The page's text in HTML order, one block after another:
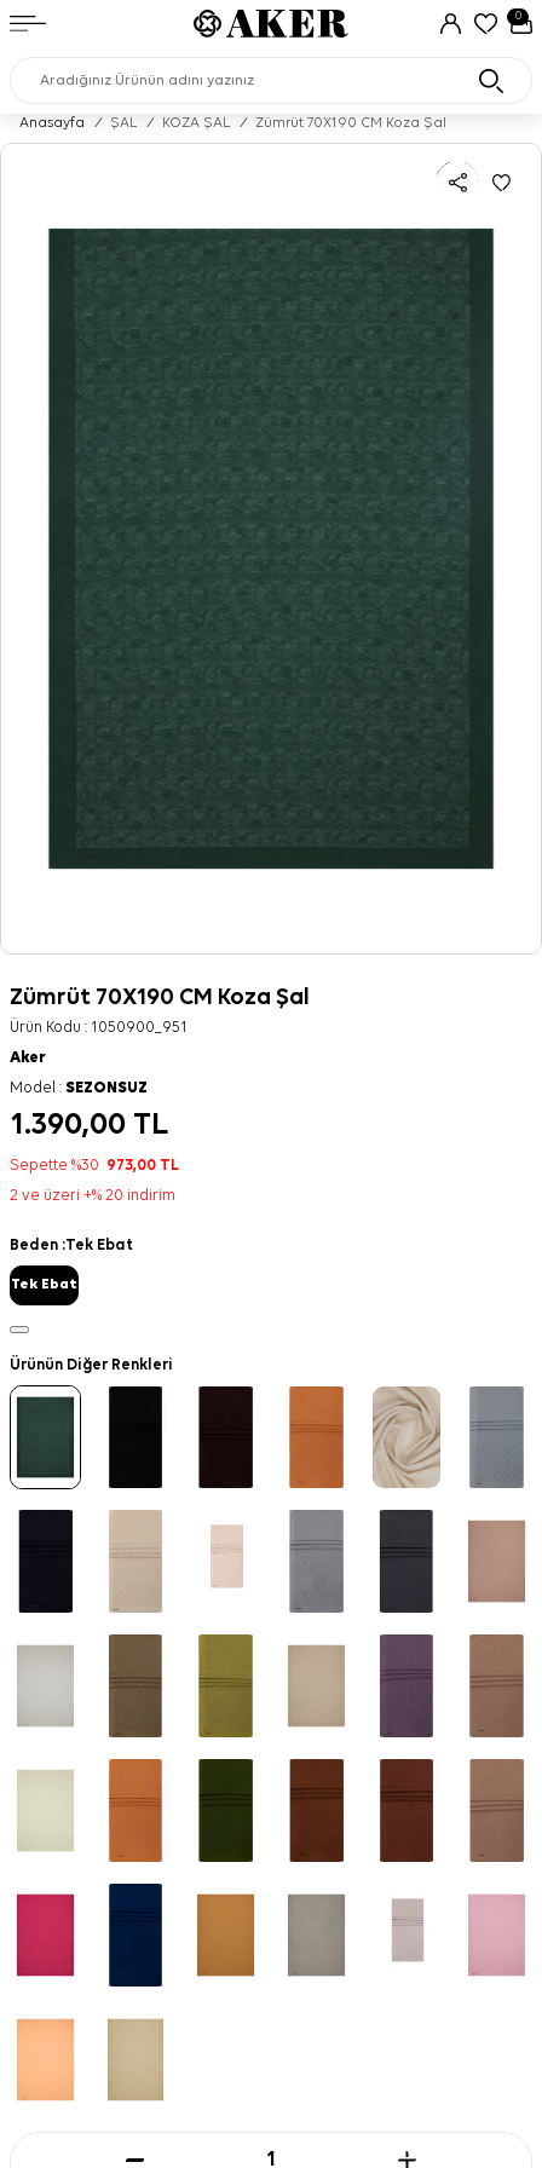
0
Anasayfa / ŞAL / KOZA ŞAL / Zümrüt 70X190 CM Koza Şal
Zümrüt 70X190 CM Koza Şal
Ürün Kodu : 1050900_951
Aker
Model : SEZONSUZ
1.390,00 TL
Sepette %30 973,00 TL
2 ve üzeri +% 20 indirim
Beden :Tek Ebat
Tek Ebat
Ürünün Diğer Renkleri